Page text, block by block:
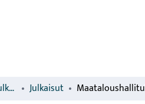
Luonnonvarakeskuksen julkaisut Julkaisut